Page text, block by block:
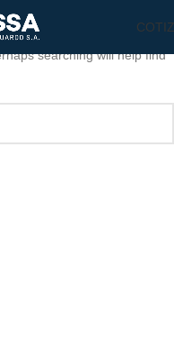
searching will help find